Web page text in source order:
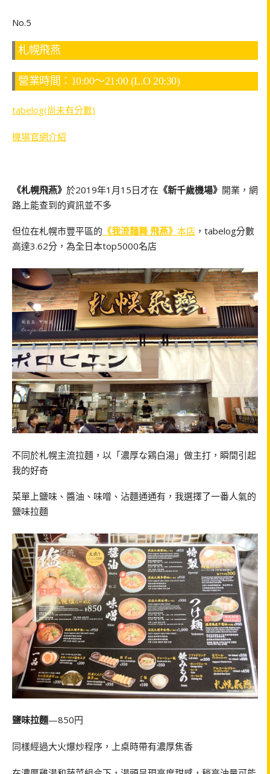
No.5
札幌飛燕
營業時間：10:00～21:00 (L.O 20:30)
tabelog(尚未有分數)
機場官網介紹
《札幌飛燕》 於2019年1月15日才在 《新千歲機場》 開業，網
路上能查到的資訊並不多
但位在札幌市豐平區的 《我流麺舞 飛燕》 本店 ，tabelog分數
高達3.62分，為全日本top5000名店
不同於札幌主流拉麵，以「濃厚な鶏白湯」做主打，瞬間引起
我的好奇
菜單上鹽味、醬油、味噌、沾麵通通有，我選擇了一番人氣的
鹽味拉麵
鹽味拉麵—850円
同樣經過大火爆炒程序，上桌時帶有濃厚焦香